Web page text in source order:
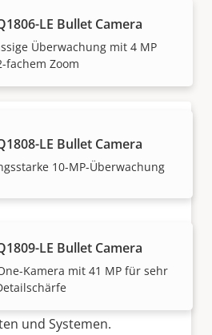
LE Bullet Camera
Überwachung mit 4 MP
fachem Zoom
LE Bullet Camera
10-MP-Überwachung
LE Bullet Camera
Kamera mit 41 MP für sehr
individuelle Produkte werden
Partnern verkauft
installiert.
Produkte kaufen?
Wiederverkäufer,
und Systemen.